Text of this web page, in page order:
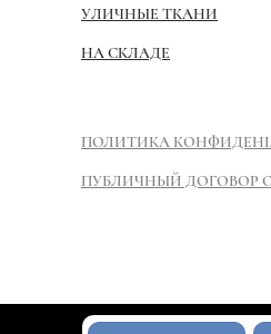
ПОЛИТИКА
УЛИЧНЫЕ ТКАНИ
НА СКЛАДЕ
ПУБЛИЧНЫЙ ДОГОВОР